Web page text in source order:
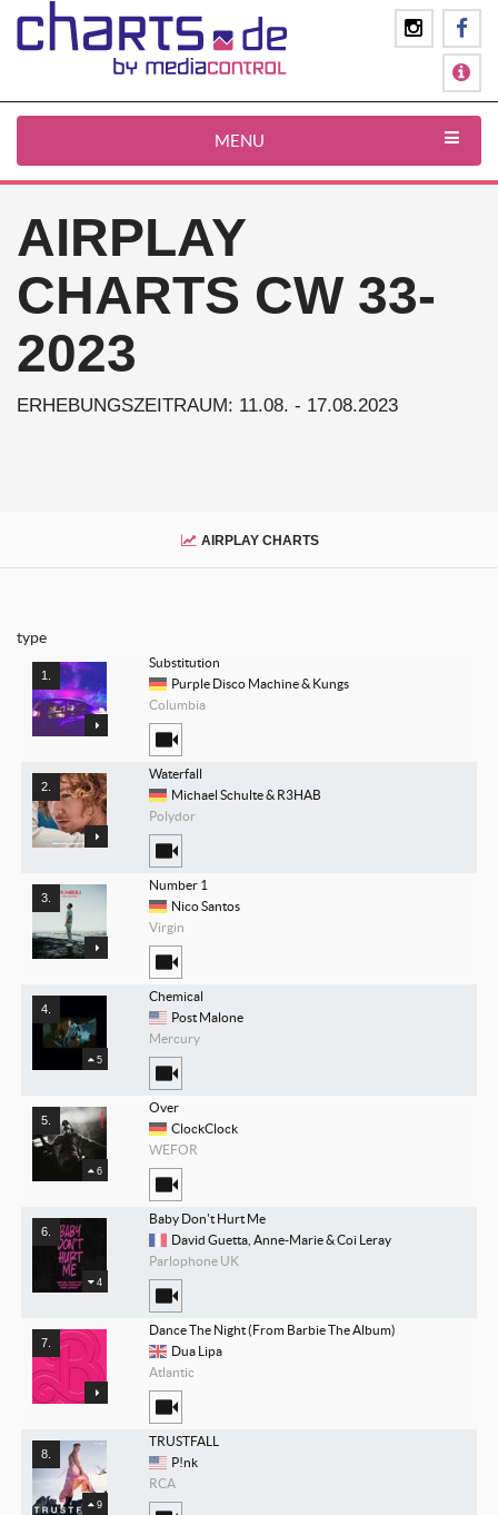
MENU
AIRPLAY
CHARTS CW 33-
2023
ERHEBUNGSZEITRAUM: 11.08. - 17.08.2023
AIRPLAY CHARTS
type
Substitution
Purple Disco Machine & Kungs
Columbia
Waterfall
Michael Schulte & R3HAB
Polydor
Number 1
Nico Santos
Virgin
5
Chemical
Post Malone
Mercury
6
Over
ClockClock
WEFOR
4
Baby Don't Hurt Me
David Guetta, Anne-Marie & Coi Leray
Parlophone UK
Dance The Night (From Barbie The Album)
Dua Lipa
Atlantic
9
TRUSTFALL
P!nk
RCA